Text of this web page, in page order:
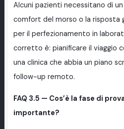
Alcuni pazienti necessitano di
comfort del morso o la risposta
per il perfezionamento in
corretto è: pianificare il viaggio
una clinica che abbia un piano
follow-up remoto.
FAQ 3.5 — Cos’è la fase di
importante?